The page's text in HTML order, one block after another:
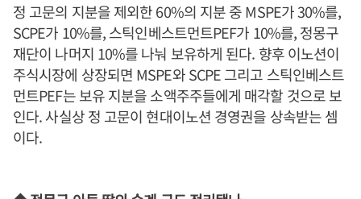
정 고문의 지분을 제외한 60%의 지분 중 MSPE가 30%를,
SCPE가 10%를, 스틱인베스트먼트PEF가 10%를, 정몽구
재단이 나머지 10%를 나눠 보유하게 된다. 향후 이노션이
주식시장에 상장되면 MSPE와 SCPE 그리고 스틱인베스트
먼트PEF는 보유 지분을 소액주주들에게 매각할 것으로 보
인다. 사실상 정 고문이 현대이노션 경영권을 상속받는 셈
이다.